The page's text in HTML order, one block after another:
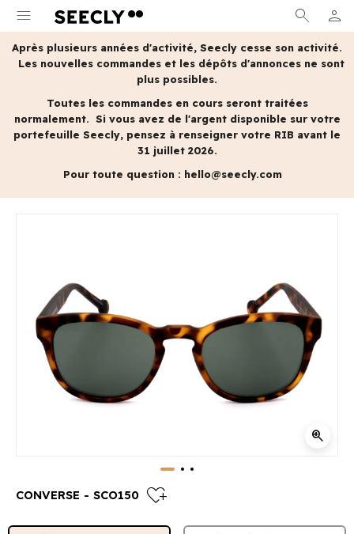
menu search person
MON
Après plusieurs années d'activité, Seecly cesse son activité.
Les nouvelles commandes et les dépôts d'annonces ne sont
plus possibles.
Toutes les commandes en cours seront traitées
normalement. Si vous avez de l'argent disponible sur votre
portefeuille Seecly, pensez à renseigner votre RIB avant le
31 juillet 2026.
Pour toute question : hello@seecly.com
zoom_in
CONVERSE - SCO150 heart_plus